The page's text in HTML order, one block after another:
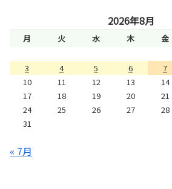
2026年8月
月 火 水 木 金
3
4 5 6 7
10
11 12 13 14
17
18 19 20 21
24
25 26 27 28
31
« 7月